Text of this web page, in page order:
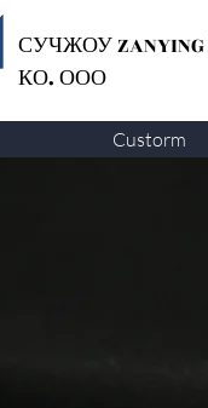
СУЧЖОУ ZANYING
КО. ООО
Custorm